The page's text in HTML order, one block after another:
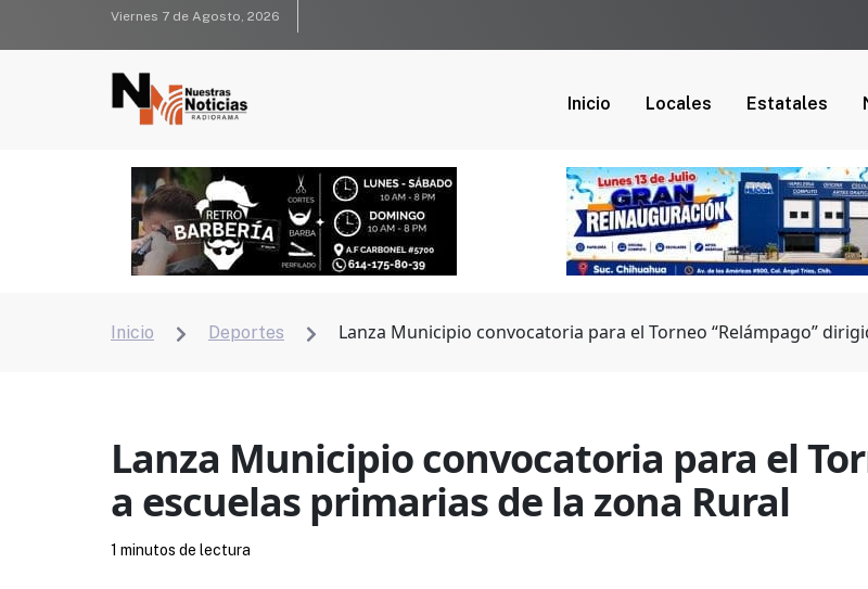
Viernes 7 de Agosto, 2026
Inicio Locales Estatales
Inicio  Deportes  Lanza Municipio convocatoria para el Torneo “Relámpago”
Lanza Municipio convocatoria para el
a escuelas primarias de la zona Rural
1 minutos de lectura